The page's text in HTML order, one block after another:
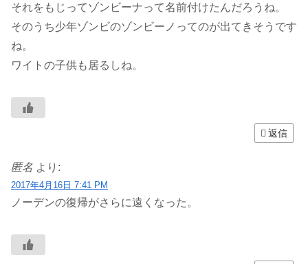
それをもじってゾンビーナって名前付けたんだろうね。
そのうち少年ゾンビのゾンビーノってのが出てきそうです
ね。
ワイトの子供も居るしね。
返信
匿名 より:
2017年4月16日 7:41 PM
ノーデンの復帰がさらに遠くなった。